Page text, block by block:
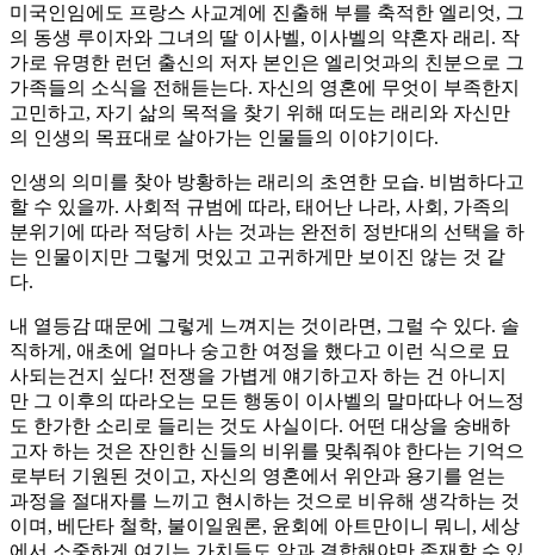
미국인임에도 프랑스 사교계에 진출해 부를 축적한 엘리엇, 그
의 동생 루이자와 그녀의 딸 이사벨, 이사벨의 약혼자 래리. 작
가로 유명한 런던 출신의 저자 본인은 엘리엇과의 친분으로 그
가족들의 소식을 전해듣는다. 자신의 영혼에 무엇이 부족한지
고민하고, 자기 삶의 목적을 찾기 위해 떠도는 래리와 자신만
의 인생의 목표대로 살아가는 인물들의 이야기이다.
인생의 의미를 찾아 방황하는 래리의 초연한 모습. 비범하다고
할 수 있을까. 사회적 규범에 따라, 태어난 나라, 사회, 가족의
분위기에 따라 적당히 사는 것과는 완전히 정반대의 선택을 하
는 인물이지만 그렇게 멋있고 고귀하게만 보이진 않는 것 같
다.
내 열등감 때문에 그렇게 느껴지는 것이라면, 그럴 수 있다. 솔
직하게, 애초에 얼마나 숭고한 여정을 했다고 이런 식으로 묘
사되는건지 싶다! 전쟁을 가볍게 얘기하고자 하는 건 아니지
만 그 이후의 따라오는 모든 행동이 이사벨의 말마따나 어느정
도 한가한 소리로 들리는 것도 사실이다. 어떤 대상을 숭배하
고자 하는 것은 잔인한 신들의 비위를 맞춰줘야 한다는 기억으
로부터 기원된 것이고, 자신의 영혼에서 위안과 용기를 얻는
과정을 절대자를 느끼고 현시하는 것으로 비유해 생각하는 것
이며, 베단타 철학, 불이일원론, 윤회에 아트만이니 뭐니, 세상
에서 소중하게 여기는 가치들도 악과 결합해야만 존재할 수 있